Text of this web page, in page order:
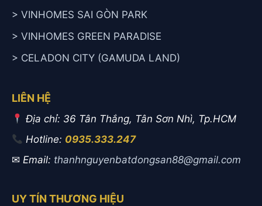
> VINHOMES SAI GÒN PARK
> VINHOMES GREEN PARADISE
> CELADON CITY (GAMUDA LAND)
LIÊN HỆ
Địa chỉ: 36 Tân Thắng, Tân Sơn Nhì, Tp.HCM
Hotline: 0935.333.247
✉ Email: thanhnguyenbatdongsan88@gmail.com
UY TÍN THƯƠNG HIỆU